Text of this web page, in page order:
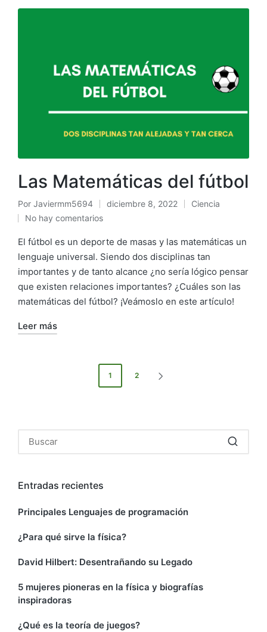
Las Matemáticas del fútbol
Por Javiermm5694 diciembre 8, 2022
Ciencia
No hay comentarios
El fútbol es un deporte de masas y las matemáticas un
lenguaje universal. Siendo dos disciplinas tan
importantes y de tanto alcance ¿no sería lógico pensar
que existen relaciones importantes? ¿Cuáles son las
matemáticas del fútbol? ¡Veámoslo en este artículo!
Leer más
1 2
Entradas recientes
Principales Lenguajes de programación
¿Para qué sirve la física?
David Hilbert: Desentrañando su Legado
5 mujeres pioneras en la física y biografías
inspiradoras
¿Qué es la teoría de juegos?